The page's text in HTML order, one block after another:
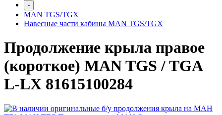
-
MAN TGS/TGX
Навесные части кабины MAN TGS/TGX
Продолжение крыла правое
(короткое) MAN TGS / TGA
L-LX 81615100284